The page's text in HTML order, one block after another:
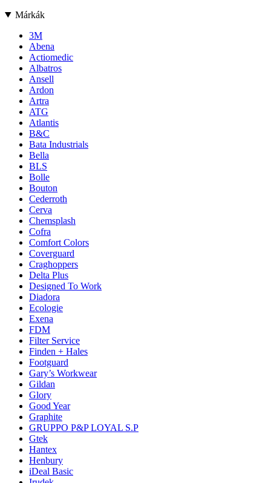
Márkák
3M
Abena
Actiomedic
Albatros
Ansell
Ardon
Artra
ATG
Atlantis
B&C
Bata Industrials
Bella
BLS
Bolle
Bouton
Cederroth
Cerva
Chemsplash
Cofra
Comfort Colors
Coverguard
Craghoppers
Delta Plus
Designed To Work
Diadora
Ecologie
Exena
FDM
Filter Service
Finden + Hales
Footguard
Gary’s Workwear
Gildan
Glory
Good Year
Graphite
GRUPPO P&P LOYAL S.P
Gtek
Hantex
Henbury
iDeal Basic